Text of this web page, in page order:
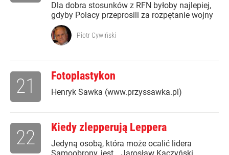
Dla dobra stosunków z RFN byłoby najlepiej,
gdyby Polacy przeprosili za rozpętanie wojny
Piotr Cywiński
Fotoplastykon
Henryk Sawka (www.przyssawka.pl)
21
Kiedy zlepperują Leppera
Jedyną osobą, która może ocalić lidera
22